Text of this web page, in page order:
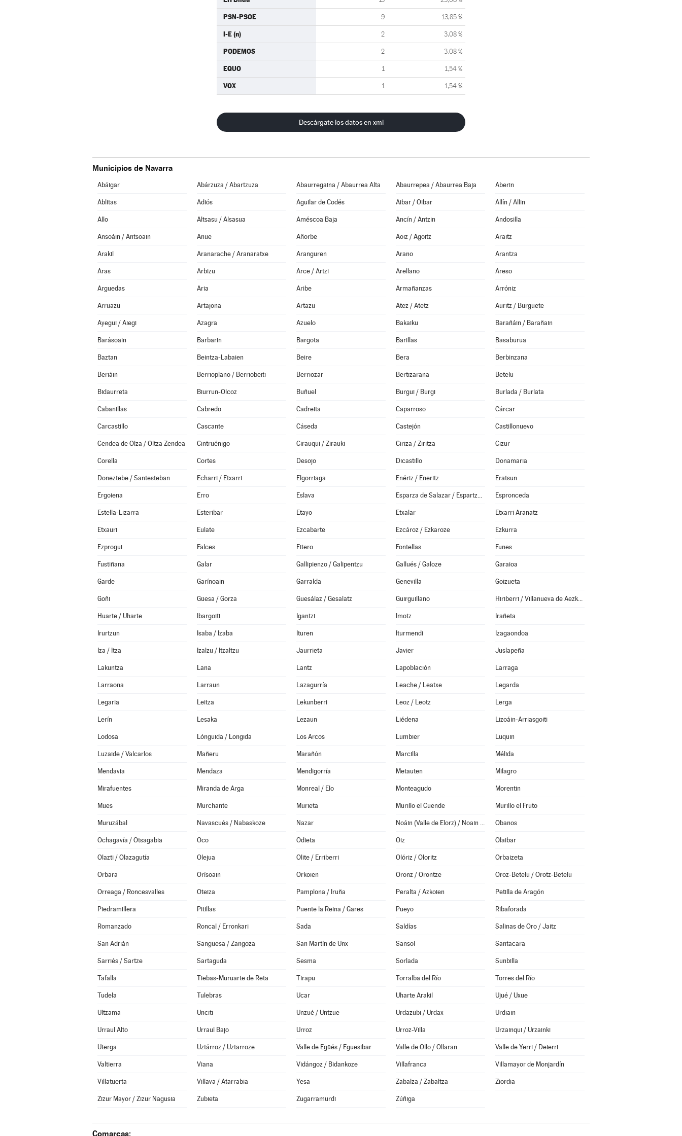
PSN-PSOE 9 13,85 %
I-E (n) 2 3,08 %
PODEMOS 2 3,08 %
EQUO 1 1,54 %
VOX 1 1,54 %
Descárgate los datos en xml
Municipios de Navarra
Abáigar Abárzuza / Abartzuza Abaurregaina / Abaurrea Alta Abaurrepea / Abaurrea Baja Aberin
Ablitas Adiós Aguilar de Codés Aibar / Oibar Allín / Allin
Allo Altsasu / Alsasua Améscoa Baja Ancín / Antzin Andosilla
Ansoáin / Antsoain Anue Añorbe Aoiz / Agoitz Araitz
Arakil Aranarache / Aranaratxe Aranguren Arano Arantza
Aras Arbizu Arce / Artzi Arellano Areso
Arguedas Aria Aribe Armañanzas Arróniz
Arruazu Artajona Artazu Atez / Atetz Auritz / Burguete
Ayegui / Aiegi Azagra Azuelo Bakaiku Barañáin / Barañain
Barásoain Barbarin Bargota Barillas Basaburua
Baztan Beintza-Labaien Beire Bera Berbinzana
Beriáin Berrioplano / Berriobeiti Berriozar Bertizarana Betelu
Bidaurreta Biurrun-Olcoz Buñuel Burgui / Burgi Burlada / Burlata
Cabanillas Cabredo Cadreita Caparroso Cárcar
Carcastillo Cascante Cáseda Castejón Castillonuevo
Cendea de Olza / Oltza Zendea Cintruénigo Cirauqui / Zirauki Ciriza / Ziritza Cizur
Corella Cortes Desojo Dicastillo Donamaria
Doneztebe / Santesteban Echarri / Etxarri Elgorriaga Enériz / Eneritz Eratsun
Ergoiena Erro Eslava Esparza de Salazar / Espartza Zaraitzu Espronceda
Estella-Lizarra Esteribar Etayo Etxalar Etxarri Aranatz
Etxauri Eulate Ezcabarte Ezcároz / Ezkaroze Ezkurra
Ezprogui Falces Fitero Fontellas Funes
Fustiñana Galar Gallipienzo / Galipentzu Gallués / Galoze Garaioa
Garde Garínoain Garralda Genevilla Goizueta
Goñi Güesa / Gorza Guesálaz / Gesalatz Guirguillano Hiriberri / Villanueva de Aezkoa
Huarte / Uharte Ibargoiti Igantzi Imotz Irañeta
Irurtzun Isaba / Izaba Ituren Iturmendi Izagaondoa
Iza / Itza Izalzu / Itzaltzu Jaurrieta Javier Juslapeña
Lakuntza Lana Lantz Lapoblación Larraga
Larraona Larraun Lazagurría Leache / Leatxe Legarda
Legaria Leitza Lekunberri Leoz / Leotz Lerga
Lerín Lesaka Lezaun Liédena Lizoáin-Arriasgoiti
Lodosa Lónguida / Longida Los Arcos Lumbier Luquin
Luzaide / Valcarlos Mañeru Marañón Marcilla Mélida
Mendavia Mendaza Mendigorría Metauten Milagro
Mirafuentes Miranda de Arga Monreal / Elo Monteagudo Morentin
Mues Murchante Murieta Murillo el Cuende Murillo el Fruto
Muruzábal Navascués / Nabaskoze Nazar Noáin (Valle de Elorz) / Noain (Elortzibar) Obanos
Ochagavía / Otsagabia Oco Odieta Oiz Olaibar
Olazti / Olazagutía Olejua Olite / Erriberri Olóriz / Oloritz Orbaizeta
Orbara Orísoain Orkoien Oronz / Orontze Oroz-Betelu / Orotz-Betelu
Orreaga / Roncesvalles Oteiza Pamplona / Iruña Peralta / Azkoien Petilla de Aragón
Piedramillera Pitillas Puente la Reina / Gares Pueyo Ribaforada
Romanzado Roncal / Erronkari Sada Saldías Salinas de Oro / Jaitz
San Adrián Sangüesa / Zangoza San Martín de Unx Sansol Santacara
Sarriés / Sartze Sartaguda Sesma Sorlada Sunbilla
Tafalla Tiebas-Muruarte de Reta Tirapu Torralba del Río Torres del Río
Tudela Tulebras Ucar Uharte Arakil Ujué / Uxue
Ultzama Unciti Unzué / Untzue Urdazubi / Urdax Urdiain
Urraul Alto Urraul Bajo Urroz Urroz-Villa Urzainqui / Urzainki
Uterga Uztárroz / Uztarroze Valle de Egüés / Eguesibar Valle de Ollo / Ollaran Valle de Yerri / Deierri
Valtierra Viana Vidángoz / Bidankoze Villafranca Villamayor de Monjardín
Villatuerta Villava / Atarrabia Yesa Zabalza / Zabaltza Ziordia
Zizur Mayor / Zizur Nagusia Zubieta Zugarramurdi Zúñiga
Comarcas: